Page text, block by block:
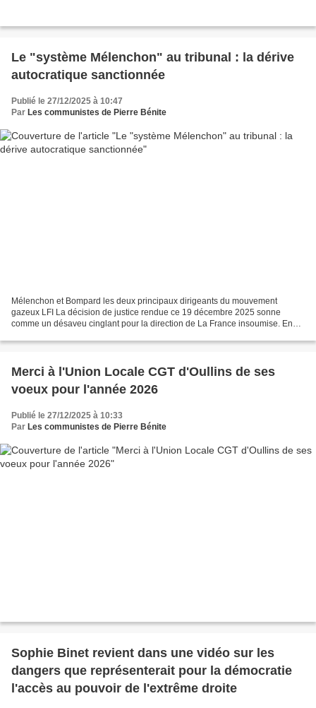
Le "système Mélenchon" au tribunal : la dérive
autocratique sanctionnée
Publié le 27/12/2025 à 10:47
Par Les communistes de Pierre Bénite
Mélenchon et Bompard les deux principaux dirigeants du mouvement
gazeux LFI La décision de justice rendue ce 19 décembre 2025 sonne
comme un désaveu cinglant pour la direction de La France insoumise. En
Merci à l'Union Locale CGT d'Oullins de ses
voeux pour l'année 2026
Publié le 27/12/2025 à 10:33
Par Les communistes de Pierre Bénite
Sophie Binet revient dans une vidéo sur les
dangers que représenterait pour la démocratie
l'accès au pouvoir de l'extrême droite